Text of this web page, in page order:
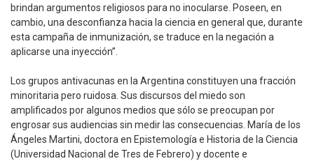
brindan argumentos religiosos para no inocularse. Poseen, en
cambio, una desconfianza hacia la ciencia en general que, durante
esta campaña de inmunización, se traduce en la negación a
aplicarse una inyección”.
Los grupos antivacunas en la Argentina constituyen una fracción
minoritaria pero ruidosa. Sus discursos del miedo son
amplificados por algunos medios que sólo se preocupan por
engrosar sus audiencias sin medir las consecuencias. María de los
Ángeles Martini, doctora en Epistemología e Historia de la Ciencia
(Universidad Nacional de Tres de Febrero) y docente e